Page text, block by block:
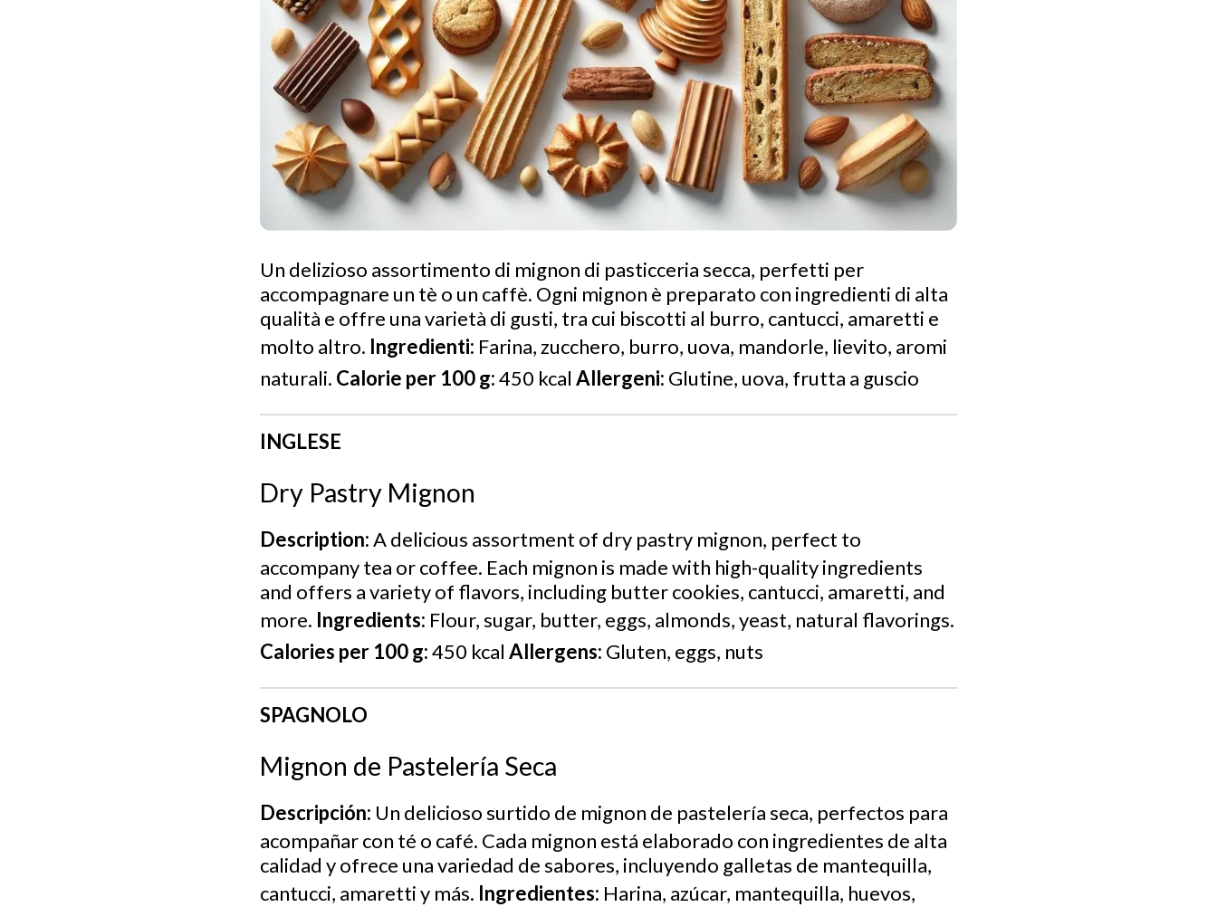
Un delizioso assortimento di mignon di pasticceria secca, perfetti per
accompagnare un tè o un caffè. Ogni mignon è preparato con ingredienti di alta
qualità e offre una varietà di gusti, tra cui biscotti al burro, cantucci, amaretti e
molto altro. Ingredienti: Farina, zucchero, burro, uova, mandorle, lievito, aromi
naturali. Calorie per 100 g:450 kcal Allergeni: Glutine, uova, frutta a guscio
INGLESE
Dry Pastry Mignon
Description:A delicious assortment of dry pastry mignon, perfect to
accompany tea or coffee. Each mignon is made with high-quality ingredients
and offers a variety of flavors, including butter cookies, cantucci, amaretti, and
more. Ingredients: Flour, sugar, butter, eggs, almonds, yeast, natural flavorings.
Calories per 100 g:450 kcal Allergens: Gluten, eggs, nuts
SPAGNOLO
Mignon de Pastelería Seca
Descripción: Un delicioso surtido de mignon de pastelería seca, perfectos para
acompañar con té o café. Cada mignon está elaborado con ingredientes de alta
calidad y ofrece una variedad de sabores, incluyendo galletas de mantequilla,
cantucci, amaretti y más. Ingredientes: Harina, azúcar, mantequilla, huevos,